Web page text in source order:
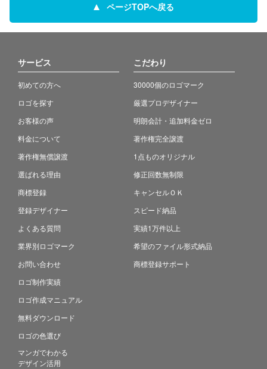
ページTOPへ戻る
サービス
初めての方へ
ロゴを探す
お客様の声
料金について
著作権無償譲渡
選ばれる理由
商標登録
登録デザイナー
よくある質問
業界別ロゴマーク
お問い合わせ
ロゴ制作実績
ロゴ作成マニュアル
無料ダウンロード
ロゴの色選び
マンガでわかる
デザイン活用
こだわり
30000個のロゴマーク
厳選プロデザイナー
明朗会計・追加料金ゼロ
著作権完全譲渡
1点ものオリジナル
修正回数無制限
キャンセルＯＫ
スピード納品
実績1万件以上
希望のファイル形式納品
商標登録サポート